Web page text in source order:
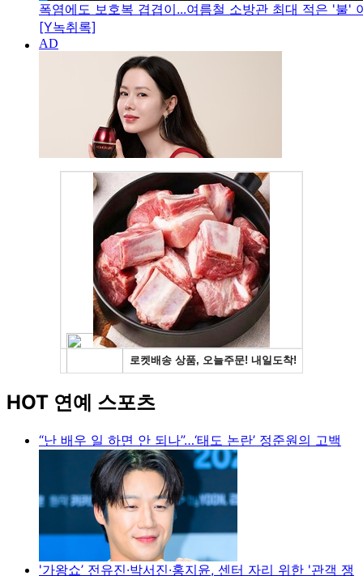
폭염에도 보호복 겹겹이...여름철 소방관 최대 적은 '불'
[Y녹취록]
HOT 연예 스포츠
“난 배우 일 하면 안 되나”…‘태도 논란’ 정준원의 고백
'가왕쇼’ 전유진·박서진·홍지윤, 센터 자리 위한 '관객 쟁